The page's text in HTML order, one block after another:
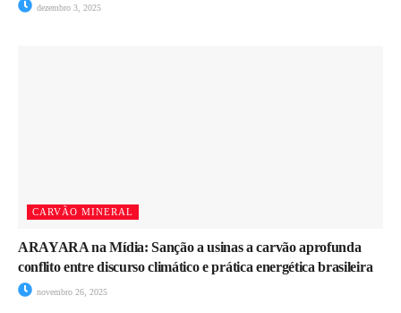
dezembro 3, 2025
CARVÃO MINERAL
ARAYARA na Mídia: Sanção a usinas a carvão aprofunda
conflito entre discurso climático e prática energética brasileira
novembro 26, 2025